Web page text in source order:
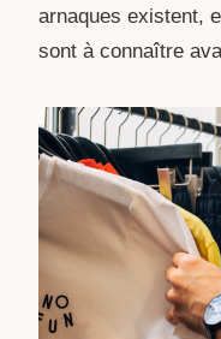
arnaques existent,
sont à connaître